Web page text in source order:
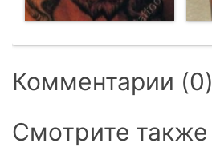
Комментарии (0)
Смотрите также